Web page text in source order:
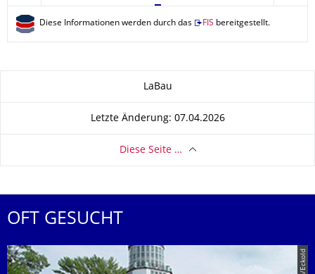
Diese Informationen werden durch das FIS bereitgestellt.
LaBau
Letzte Änderung: 07.04.2026
Diese Seite …
OFT GESUCHT